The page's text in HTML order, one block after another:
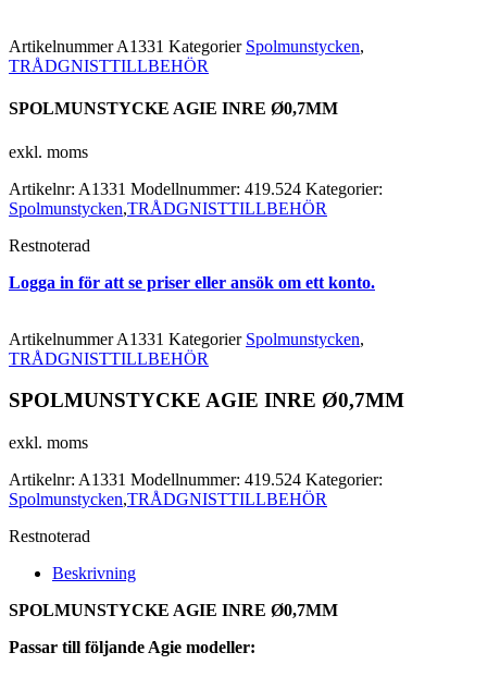
ArtikelnummerA1331 Kategorier Spolmunstycken,
TRÅDGNISTTILLBEHÖR
SPOLMUNSTYCKE AGIE INRE Ø0,7MM
exkl. moms
Artikelnr: A1331 Modellnummer: 419.524 Kategorier:
Spolmunstycken,TRÅDGNISTTILLBEHÖR
Restnoterad
Logga in för att se priser eller ansök om ett konto.
ArtikelnummerA1331 Kategorier Spolmunstycken,
TRÅDGNISTTILLBEHÖR
SPOLMUNSTYCKE AGIE INRE Ø0,7MM
exkl. moms
Artikelnr: A1331 Modellnummer: 419.524 Kategorier:
Spolmunstycken,TRÅDGNISTTILLBEHÖR
Restnoterad
Beskrivning
SPOLMUNSTYCKE AGIE INRE Ø0,7MM
Passar till följande Agie modeller: